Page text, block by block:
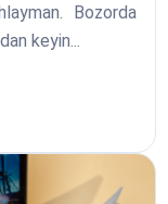
Bozorda
keyin...